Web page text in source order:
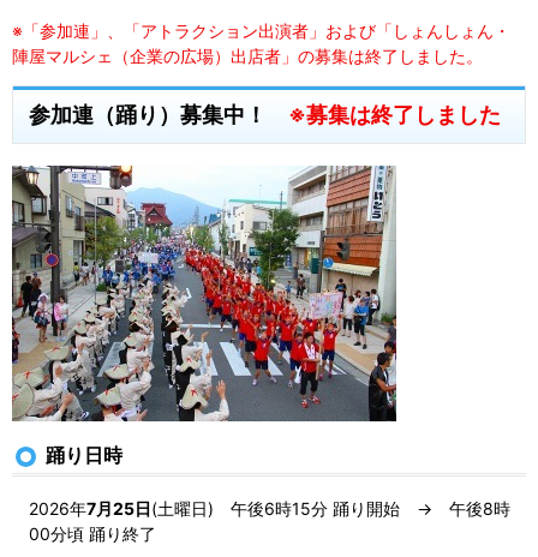
※「参加連」、「アトラクション出演者」および「しょんしょん・
陣屋マルシェ（企業の広場）出店者」の募集は終了しました。
参加連（踊り）募集中！ ※募集は終了しました
踊り日時
2026年7月25日(土曜日) 午後6時15分 踊り開始 → 午後8時
00分頃 踊り終了